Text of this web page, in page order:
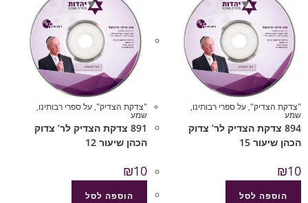
"צדקת הצדיק",על ספרי רבותינו,
שמע
894 צדקת הצדיק לר’ צדוק
הכהן שיעור 15
₪10
הוספה לסל
"צדקת הצדיק",על ספרי רבותינו,
שמע
891 צדקת הצדיק לר’ צדוק
הכהן שיעור 12
₪10
הוספה לסל